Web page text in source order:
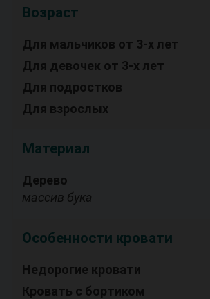
Возраст
Для мальчиков от 3-х лет
Для девочек от 3-х лет
Для подростков
Для взрослых
Материал
Дерево
массив бука
Особенности кровати
Недорогие кровати
Кровать с бортиком